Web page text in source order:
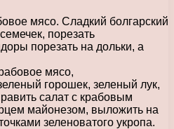
мясо. Сладкий болгарский
порезать
порезать на дольки, а
мясо,
горошек, зеленый лук,
салат с крабовым
майонезом, выложить на
зеленоватого укропа.